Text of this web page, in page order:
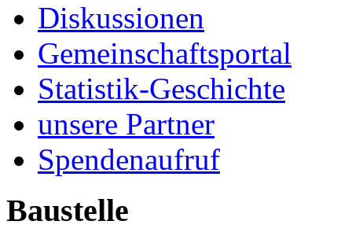
Diskussionen
Gemeinschaftsportal
Statistik-Geschichte
unsere Partner
Spendenaufruf
Baustelle